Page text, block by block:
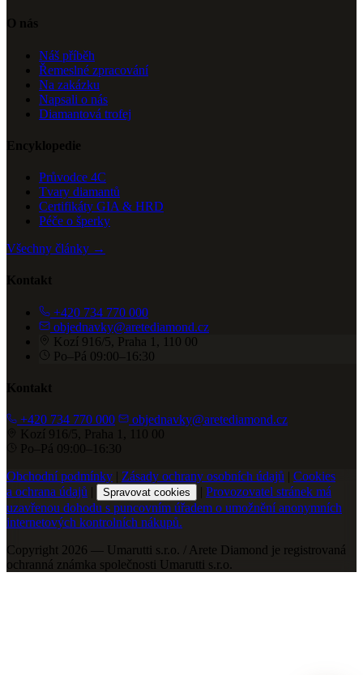
O nás
Náš příběh
Řemeslné zpracování
Na zakázku
Napsali o nás
Diamantová trofej
Encyklopedie
Průvodce 4C
Tvary diamantů
Certifikáty GIA & HRD
Péče o šperky
Všechny články →
Kontakt
+420 734 770 000
objednavky@aretediamond.cz
Kozí 916/5, Praha 1, 110 00
Po–Pá 09:00–16:30
Kontakt
+420 734 770 000
objednavky@aretediamond.cz
Kozí 916/5, Praha 1, 110 00
Po–Pá 09:00–16:30
Obchodní podmínky | Zásady ochrany osobních údajů | Cookies
a ochrana údajů | Spravovat cookies | Provozovatel stránek má
uzavřenou dohodu s puncovním úřadem o umožnění anonymních
internetových kontrolních nákupů.
Copyright 2026 — Umarutti s.r.o. / Arete Diamond je registrovaná
ochranná známka společnosti Umarutti s.r.o.